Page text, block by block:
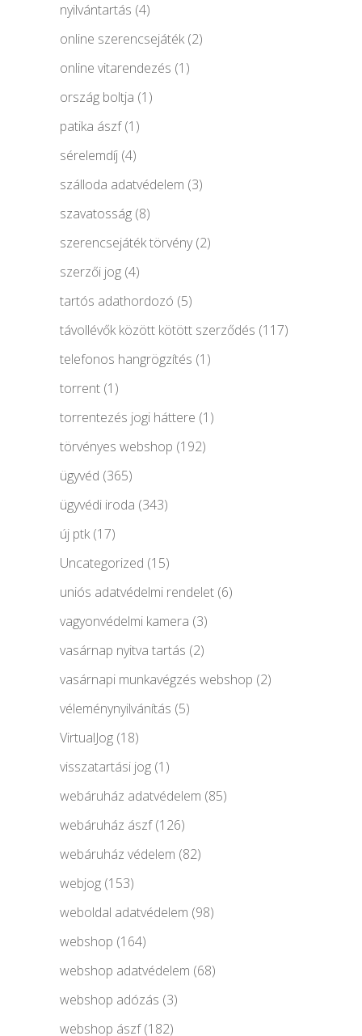
nyilvántartás (4)
online szerencsejáték(2)
online vitarendezés (1)
ország boltja (1)
patika ászf(1)
sérelemdíj (4)
szálloda adatvédelem (3)
szavatosság (8)
szerencsejáték törvény(2)
szerzői jog (4)
tartós adathordozó (5)
távollévők között kötött szerződés (117)
telefonos hangrögzítés (1)
torrent (1)
torrentezés jogi háttere (1)
törvényes webshop (192)
ügyvéd (365)
ügyvédi iroda (343)
új ptk(17)
Uncategorized (15)
uniós adatvédelmi rendelet (6)
vagyonvédelmi kamera (3)
vasárnap nyitva tartás (2)
vasárnapi munkavégzés webshop (2)
véleménynyilvánítás (5)
VirtualJog (18)
visszatartási jog (1)
webáruház adatvédelem (85)
webáruház ászf(126)
webáruház védelem (82)
webjog (153)
weboldal adatvédelem (98)
webshop (164)
webshop adatvédelem (68)
webshop adózás (3)
webshop ászf(182)